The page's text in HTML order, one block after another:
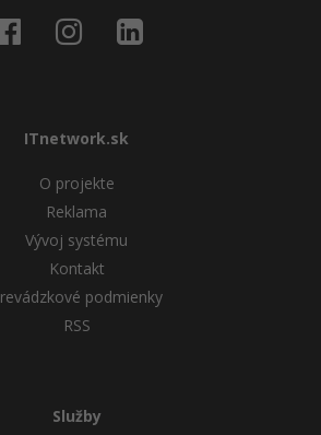
ITnetwork.sk
O projekte
Reklama
Vývoj systému
Kontakt
podmienky
RSS
Služby